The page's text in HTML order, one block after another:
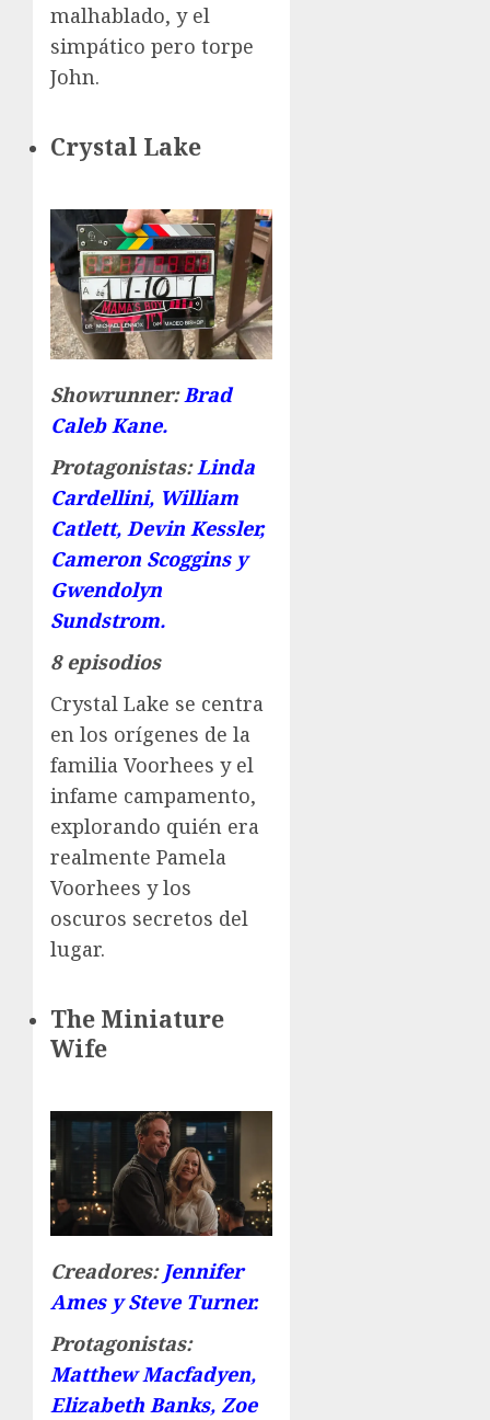
malhablado, y el
simpático pero torpe
John.
Crystal Lake
Showrunner: Brad
Caleb Kane.
Protagonistas: Linda
Cardellini, William
Catlett, Devin Kessler,
Cameron Scoggins y
Gwendolyn
Sundstrom.
8 episodios
Crystal Lake se centra
en los orígenes de la
familia Voorhees y el
infame campamento,
explorando quién era
realmente Pamela
Voorhees y los
oscuros secretos del
lugar.
The Miniature
Wife
Creadores: Jennifer
Ames y Steve Turner.
Protagonistas:
Matthew Macfadyen,
Elizabeth Banks, Zoe